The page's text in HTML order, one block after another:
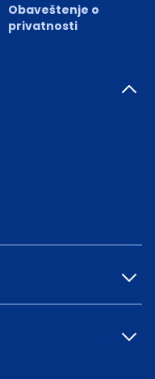
Obaveštenje o
privatnosti